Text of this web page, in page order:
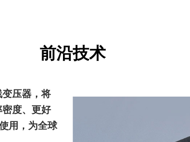
前沿技术
压器，将
度、更好
用，为全球